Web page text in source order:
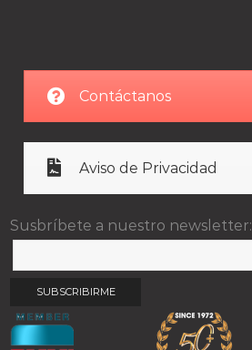
Contáctanos
Aviso de Privacidad
Susbríbete a nuestro newsletter: